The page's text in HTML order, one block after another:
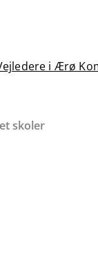
i Ærø
skoler